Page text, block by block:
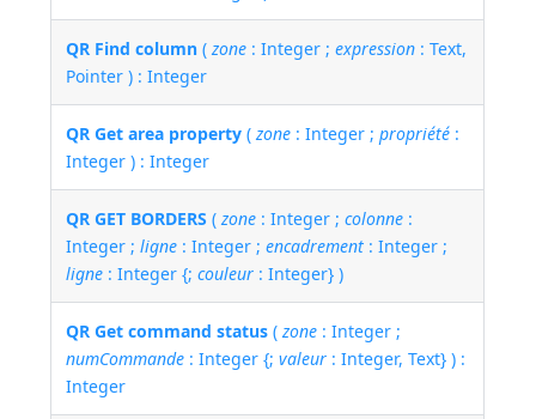
QR Find column (zone : Integer ;expression : Text,
Pointer ) : Integer
QR Get area property (zone : Integer ;propriété :
Integer ) : Integer
QR GET BORDERS (zone : Integer ;colonne :
Integer ;ligne : Integer ;encadrement : Integer ;
ligne : Integer {;couleur : Integer} )
QR Get command status (zone : Integer ;
numCommande : Integer {;valeur : Integer, Text} ) :
Integer